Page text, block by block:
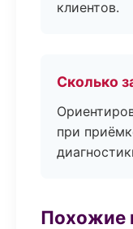
клиентов.
Сколько
при
Похожие